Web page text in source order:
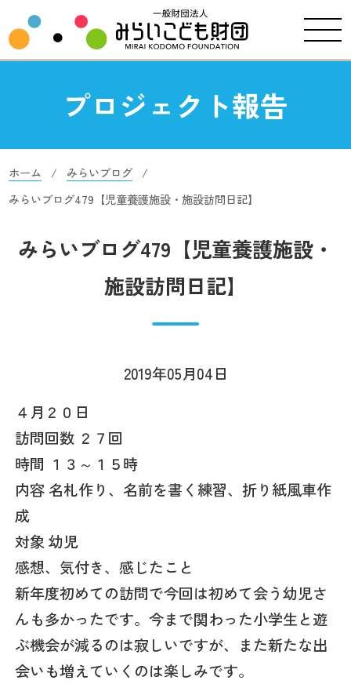
プロジェクト報告
ホーム
みらいブログ
みらいブログ479【児童養護施設・施設訪問日記】
みらいブログ479【児童養護施設・
施設訪問日記】
2019年05月04日
４月２０日
訪問回数 ２７回
時間 １３～１５時
内容 名札作り、名前を書く練習、折り紙風車作
成
対象 幼児
感想、気付き、感じたこと
新年度初めての訪問で今回は初めて会う幼児さ
んも多かったです。今まで関わった小学生と遊
ぶ機会が減るのは寂しいですが、また新たな出
会いも増えていくのは楽しみです。